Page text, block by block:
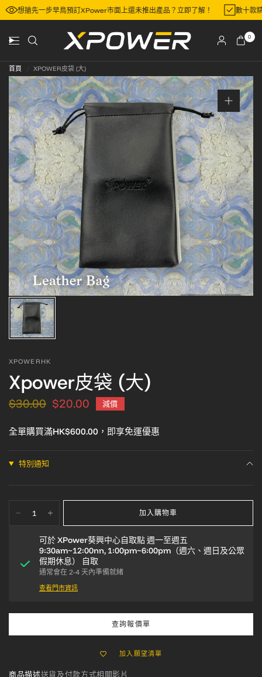
想搶先一步早鳥預訂XPower市面上還未推出產品？立即了解！ 數十款
0
首頁 XPOWER皮袋 (大)
XPOWERHK
Xpower皮袋 (大)
$30.00 $20.00 減價
全單購買滿HK$600.00，即享免運優惠
特別通知
加入購物車
可於XPower葵興中心自取點 週一至週五
9:30am~12:00nn, 1:00pm~6:00pm（週六、週日及公眾
假期休息）
自取
通常會在 2-4 天內準備就緒
查看門市資訊
查詢報價單
加入願望清單
商品描述送貨及付款方式相關影片